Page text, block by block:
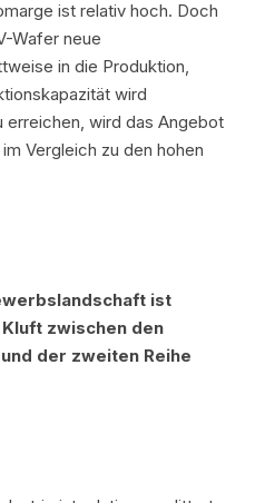
ist relativ hoch. Doch
Wafer neue
in die Produktion,
wird
erreichen, wird das Angebot
Vergleich zu den hohen
ist
zwischen den
der zweiten Reihe